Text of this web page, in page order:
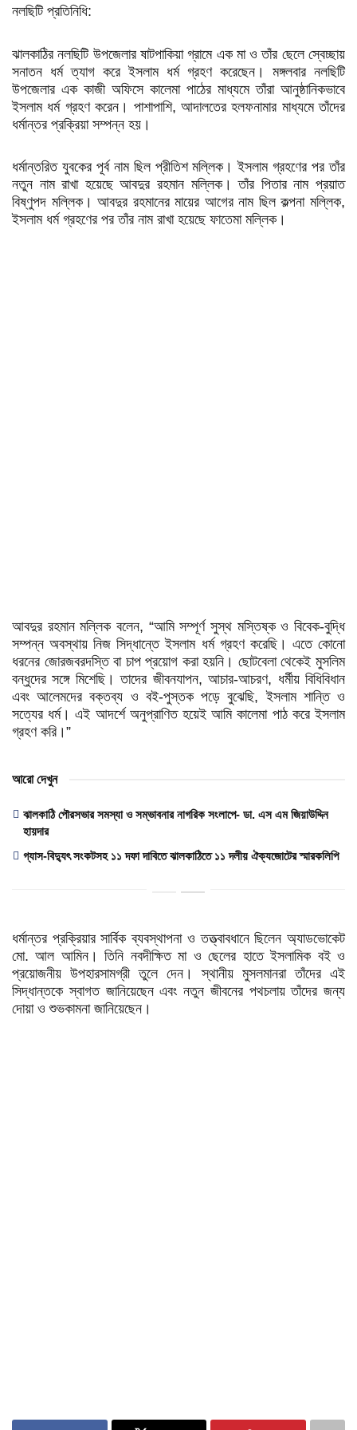
নলছিটি প্রতিনিধি:
ঝালকাঠির নলছিটি উপজেলার ষাটপাকিয়া গ্রামে এক মা ও তাঁর ছেলে স্বেচ্ছায়
সনাতন ধর্ম ত্যাগ করে ইসলাম ধর্ম গ্রহণ করেছেন। মঙ্গলবার নলছিটি
উপজেলার এক কাজী অফিসে কালেমা পাঠের মাধ্যমে তাঁরা আনুষ্ঠানিকভাবে
ইসলাম ধর্ম গ্রহণ করেন। পাশাপাশি, আদালতের হলফনামার মাধ্যমে তাঁদের
ধর্মান্তর প্রক্রিয়া সম্পন্ন হয়।
ধর্মান্তরিত যুবকের পূর্ব নাম ছিল প্রীতিশ মল্লিক। ইসলাম গ্রহণের পর তাঁর
নতুন নাম রাখা হয়েছে আবদুর রহমান মল্লিক। তাঁর পিতার নাম প্রয়াত
বিষ্ণুপদ মল্লিক। আবদুর রহমানের মায়ের আগের নাম ছিল কল্পনা মল্লিক,
ইসলাম ধর্ম গ্রহণের পর তাঁর নাম রাখা হয়েছে ফাতেমা মল্লিক।
আবদুর রহমান মল্লিক বলেন, “আমি সম্পূর্ণ সুস্থ মস্তিষ্ক ও বিবেক-বুদ্ধি
সম্পন্ন অবস্থায় নিজ সিদ্ধান্তে ইসলাম ধর্ম গ্রহণ করেছি। এতে কোনো
ধরনের জোরজবরদস্তি বা চাপ প্রয়োগ করা হয়নি। ছোটবেলা থেকেই মুসলিম
বন্ধুদের সঙ্গে মিশেছি। তাদের জীবনযাপন, আচার-আচরণ, ধর্মীয় বিধিবিধান
এবং আলেমদের বক্তব্য ও বই-পুস্তক পড়ে বুঝেছি, ইসলাম শান্তি ও
সত্যের ধর্ম। এই আদর্শে অনুপ্রাণিত হয়েই আমি কালেমা পাঠ করে ইসলাম
গ্রহণ করি।”
আরো দেখুন
ঝালকাঠি পৌরসভার সমস্যা ও সম্ভাবনার নাগরিক সংলাপে- ডা. এস এম জিয়াউদ্দিন
হায়দার
গ্যাস-বিদ্যুৎ সংকটসহ ১১ দফা দাবিতে ঝালকাঠিতে ১১ দলীয় ঐক্যজোটের স্মারকলিপি
ধর্মান্তর প্রক্রিয়ার সার্বিক ব্যবস্থাপনা ও তত্ত্বাবধানে ছিলেন অ্যাডভোকেট
মো. আল আমিন। তিনি নবদীক্ষিত মা ও ছেলের হাতে ইসলামিক বই ও
প্রয়োজনীয় উপহারসামগ্রী তুলে দেন। স্থানীয় মুসলমানরা তাঁদের এই
সিদ্ধান্তকে স্বাগত জানিয়েছেন এবং নতুন জীবনের পথচলায় তাঁদের জন্য
দোয়া ও শুভকামনা জানিয়েছেন।